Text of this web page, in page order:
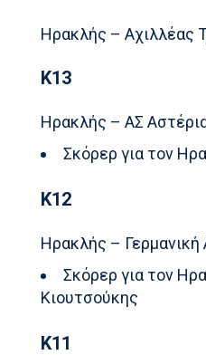
Ηρακλής – Αχιλλέας
Κ13
Ηρακλής – ΑΣ
Σκόρερ για τον
Κ12
Ηρακλής – Γερμανική
Σκόρερ για τον
Κιουτσούκης
Κ11